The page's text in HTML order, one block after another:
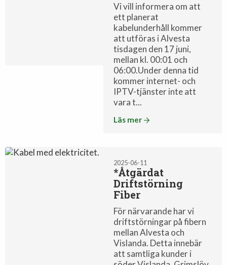
Vi vill informera om att
ett planerat
kabelunderhåll kommer
att utföras i Alvesta
tisdagen den 17 juni,
mellan kl. 00:01 och
06:00.Under denna tid
kommer internet- och
IPTV-tjänster inte att
vara t...
Läs mer
2025-06-11
*Åtgärdat
Driftstörning
Fiber
För närvarande har vi
driftstörningar på fibern
mellan Alvesta och
Vislanda. Detta innebär
att samtliga kunder i